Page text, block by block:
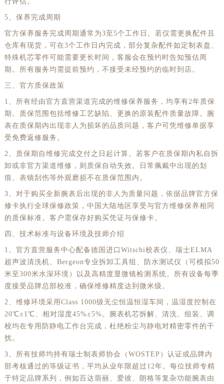
5、保养完成周期
官方保养服务完成周期通常为3至5个工作日。若仅需更换配件且
仓库有现货，可在3个工作日内完成，部分复杂配件如定制表盘、
特殊机芯零件可能需要更长时间，客服会在预约时告知预估周
期。所有服务均需提前预约，不接受未经预约的临时到店。
三、官方质保政策
1、所有经由官方直营渠道完成的维修保养服务，均享有2年质保
期。质保范围包括维修工艺缺陷、更换的原装配件质量故障。腕
表在质保期内出现非人为损坏的品质问题，客户可凭维修单据享
受免费返修服务。
2、质保期自维修完成交付之日起计算。若客户在质保期内私自拆
卸或非官方渠道维修，则质保自动失效。日常佩戴中出现的划
痕、表镜刮伤等外观磨损不在质保范围内。
3、对于购买全新腕表后出现的非人为质量问题，依据品牌官方保
修卡执行全球保修政策，中国大陆地区享受与官方维修保养相同
的质保标准。客户需保存好购买凭证与保修卡。
四、技术标准与设备环境及技师介绍
1、官方直营服务中心配备德国进口Witschi校表仪、瑞士ELMA
超声波清洗机、Bergeon专业拆卸工具组、防水测试仪（可模拟50
米至300米水深环境）以及高精度显微镜检测系统。所有设备每季
度接受品牌总部校准，确保维修精度达到微米级。
2、维修环境采用Class 1000级无尘恒温恒湿车间，温湿度控制在
20℃±1℃、相对湿度45%±5%。腕表机芯拆解、清洗、组装、调
校均在专用防静电工作台完成，杜绝粉尘与静电对精密零件的干
扰。
3、所有技师均持有瑞士制表师协会（WOSTEP）认证或品牌内
部考核通过的等级证书，平均从业年限超过12年。每位技师专精
于特定品牌系列，例如百达翡丽、爱彼、朗格等复杂功能腕表由